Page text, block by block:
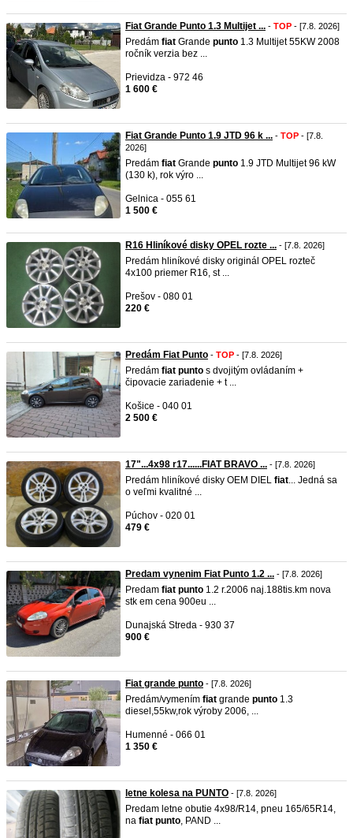
Fiat Grande Punto 1.3 Multijet ... - TOP - [7.8. 2026]
Predám fiat Grande punto 1.3 Multijet 55KW 2008
ročník verzia bez ...
Prievidza - 972 46
1 600 €
Fiat Grande Punto 1.9 JTD 96 k ... - TOP - [7.8.
2026]
Predám fiat Grande punto 1.9 JTD Multijet 96 kW
(130 k), rok výro ...
Gelnica - 055 61
1 500 €
R16 Hliníkové disky OPEL rozte ... - [7.8. 2026]
Predám hliníkové disky originál OPEL rozteč
4x100 priemer R16, st ...
Prešov - 080 01
220 €
Predám Fiat Punto - TOP - [7.8. 2026]
Predám fiat punto s dvojitým ovládaním +
čipovacie zariadenie + t ...
Košice - 040 01
2 500 €
17"...4x98 r17......FIAT BRAVO ... - [7.8. 2026]
Predám hliníkové disky OEM DIEL fiat... Jedná sa
o veľmi kvalitné ...
Púchov - 020 01
479 €
Predam vynenim Fiat Punto 1.2 ... - [7.8. 2026]
Predam fiat punto 1.2 r.2006 naj.188tis.km nova
stk em cena 900eu ...
Dunajská Streda - 930 37
900 €
Fiat grande punto - [7.8. 2026]
Predám/vymením fiat grande punto 1.3
diesel,55kw,rok výroby 2006, ...
Humenné - 066 01
1 350 €
letne kolesa na PUNTO - [7.8. 2026]
Predam letne obutie 4x98/R14, pneu 165/65R14,
na fiat punto, PAND ...